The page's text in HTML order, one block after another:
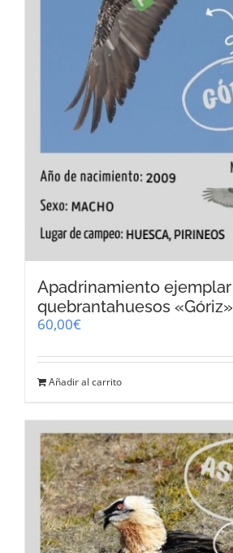
Apadrinamiento ejemplar
quebrantahuesos «Góriz»
60,00€
Añadir al carrito